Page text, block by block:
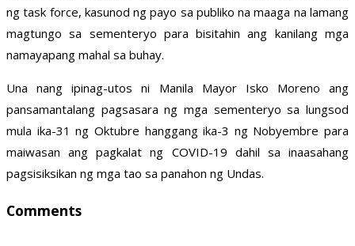
ng task force, kasunod ng payo sa publiko na maaga na lamang
magtungo sa sementeryo para bisitahin ang kanilang mga
namayapang mahal sa buhay.
Una nang ipinag-utos ni Manila Mayor Isko Moreno ang
pansamantalang pagsasara ng mga sementeryo sa lungsod
mula ika-31 ng Oktubre hanggang ika-3 ng Nobyembre para
maiwasan ang pagkalat ng COVID-19 dahil sa inaasahang
pagsisiksikan ng mga tao sa panahon ng Undas.
Comments